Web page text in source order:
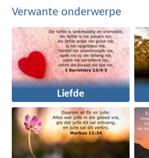
Verwante onderwerpe
Liefde